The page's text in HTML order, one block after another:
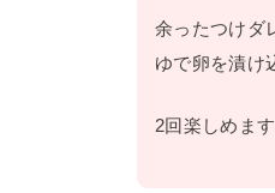
余ったつけダ
ゆで卵を漬け
2回楽しめま